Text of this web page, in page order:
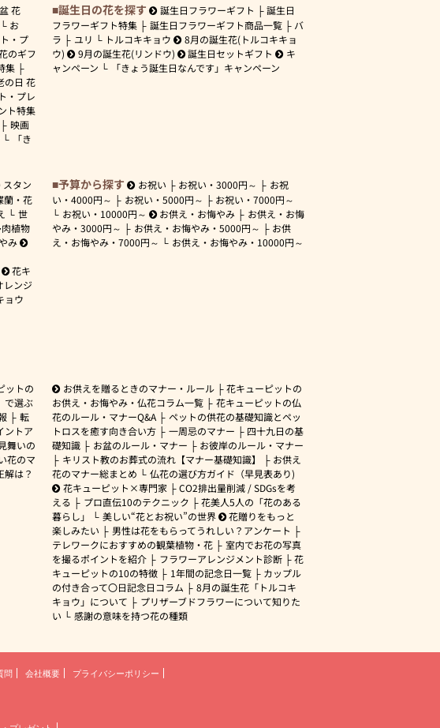
花
お
・プ
のギフ
集
の日 花
・プレ
ト特集
映画
「き
誕生日の花を探す 誕生日フラワーギフト
誕生日
フラワーギフト特集
誕生日フラワーギフト商品一覧
バ
ラ
ユリ トルコキキョウ
8月の誕生花(トルコキキョ
ウ)
9月の誕生花(リンドウ) 誕生日セットギフト
キ
ャンペーン
「きょう誕生日なんです」キャンペーン
スタン
蘭・花
世
植物
み
花キ
レンジ
ョウ
予算から探す お祝い お祝い・3000円～
お祝
い・ 4000円～ お祝い・ 5000円～ お祝い・7000円～
お祝い・ 10000円～ お供え・お悔やみ
お供え・お悔
やみ・ 3000円～ お供え・お悔やみ・ 5000円～
お供
え・お悔やみ・ 7000円～ お供え・お悔やみ・ 10000円～
ットの
で選ぶ
転
ントア
舞いの
花のマ
解は？
お供えを贈るときのマナー・ルール
花キューピットの
お供え・お悔やみ・仏花コラム一覧
花キューピットの仏
花のルール・マナーQ&A
ペットの供花の基礎知識とペッ
トロスを癒す向き合い方
一周忌のマナー
四十九日の基
礎知識
お盆のルール・マナー
お彼岸のルール・マナー
キリスト教のお葬式の流れ【マナー基礎知識】
お供え
花のマナー総まとめ
仏花の選び方ガイド（早見表あり)
花キューピット×専門家
CO2排出量削減 / SDGsを考
える
プロ直伝10のテクニック
花美人5人の「花のある
暮らし」
美しい“花とお祝い”の世界
花贈りをもっと
楽しみたい
男性は花をもらってうれしい？アンケート
テレワークにおすすめの観葉植物・花
室内でお花の写真
を撮るポイントを紹介
フラワーアレンジメント診断
花
キューピットの10の特徴
1年間の記念日一覧
カップル
の付き合って〇日記念日コラム
8月の誕生花「トルコキ
キョウ」について
プリザーブドフラワーについて知りた
い
感謝の意味を持つ花の種類
問 会社概要
プライバシーポリシー